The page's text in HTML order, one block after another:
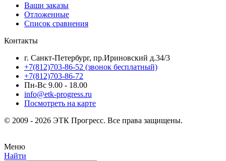
Ваши заказы
Отложенные
Список сравнения
Контакты
г. Санкт-Петербург, пр.Ириновский д.34/3
+7(812)703-86-52 (звонок бесплатный)
+7(812)703-86-72
Пн-Вс 9.00 - 18.00
info@etk-progress.ru
Посмотреть на карте
© 2009 - 2026 ЭТК Прогресс. Все права защищены.
Меню
Найти